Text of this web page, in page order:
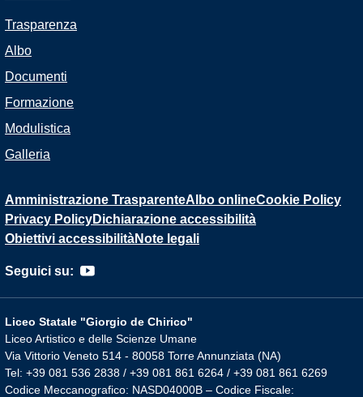
Trasparenza
Albo
Documenti
Formazione
Modulistica
Galleria
Amministrazione TrasparenteAlbo onlineCookie Policy
Privacy PolicyDichiarazione accessibilità
Obiettivi accessibilitàNote legali
Seguici su:
Liceo Statale "Giorgio de Chirico"
Liceo Artistico e delle Scienze Umane
Via Vittorio Veneto 514 - 80058 Torre Annunziata (NA)
Tel: +39 081 536 2838 / +39 081 861 6264 / +39 081 861 6269
Codice Meccanografico: NASD04000B – Codice Fiscale: